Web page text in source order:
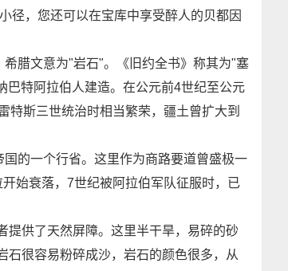
径，您还可以在宝库中享受醉人的贝都因
腊文意为"岩石"。《旧约全书》称其为"塞
巴特阿拉伯人建造。在公元前4世纪至公元
特斯三世统治时相当繁荣，疆土曾扩大到
国的一个行省。这里作为商路要道曾盛极一
始衰落，7世纪被阿拉伯军队征服时，已
供了天然屏障。这里半干旱，易碎的砂
石很容易粉碎成沙，岩石的颜色很多，从